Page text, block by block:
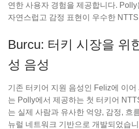
연한 사용자 경험을 제공합니다.
자연스럽고 감정 표현이 우수한
Burcu: 터키 시장을 위
성 음성
기존 터키어 지원 음성인 Feliz에 이
는 Polly에서 제공하는 첫 터키어
는 실제 사람과 유사한 억양, 감정, 흐
뉴럴 네트워크 기반으로 개발되었습